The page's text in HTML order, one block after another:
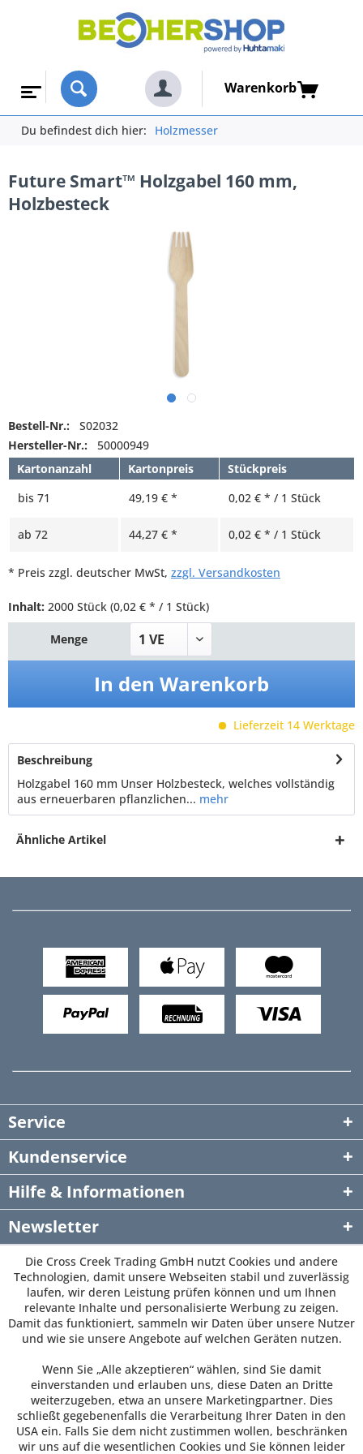
Warenkorb
Du befindest dich hier: Holzmesser
Future Smart™ Holzgabel 160 mm,
Holzbesteck
Bestell-Nr.:
S02032
Hersteller-Nr.:
50000949
Kartonanzahl
Kartonpreis
Stückpreis
bis 71 49,19 € * 0,02 € * / 1 Stück
ab 72 44,27 € * 0,02 € * / 1 Stück
* Preis zzgl. deutscher MwSt, zzgl. Versandkosten
Inhalt: 2000 Stück (0,02 € * / 1 Stück)
Menge
In den Warenkorb
Lieferzeit 14 Werktage
Beschreibung
Holzgabel 160 mm Unser Holzbesteck, welches vollständig
aus erneuerbaren pflanzlichen... mehr
Ähnliche Artikel
Service
Kundenservice
Hilfe & Informationen
Newsletter
Die Cross Creek Trading GmbH nutzt Cookies und andere
Technologien, damit unsere Webseiten stabil und zuverlässig
laufen, wir deren Leistung prüfen können und um Ihnen
relevante Inhalte und personalisierte Werbung zu zeigen.
Damit das funktioniert, sammeln wir Daten über unsere Nutzer
und wie sie unsere Angebote auf welchen Geräten nutzen.
Wenn Sie „Alle akzeptieren“ wählen, sind Sie damit
einverstanden und erlauben uns, diese Daten an Dritte
weiterzugeben, etwa an unsere Marketingpartner. Dies
schließt gegebenenfalls die Verarbeitung Ihrer Daten in den
USA ein. Falls Sie dem nicht zustimmen wollen, beschränken
wir uns auf die wesentlichen Cookies und Sie können leider